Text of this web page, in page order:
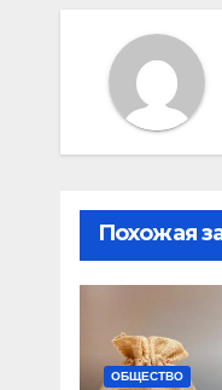
Похожая
ОБЩЕСТВО